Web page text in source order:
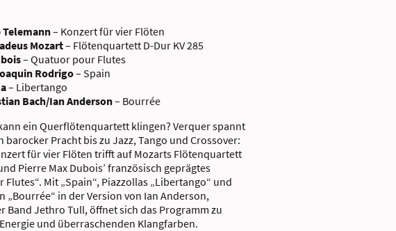
– Konzert für vier Flöten
Mozart– Flötenquartett D-Dur KV 285
– Quatuor pour Flutes
Rodrigo– Spain
– Libertango
Bach/Ian Anderson– Bourrée
ein Querflötenquartett klingen? Verquer spannt
barocker Pracht bis zu Jazz, Tango und Crossover:
für vier Flöten trifft auf Mozarts Flötenquartett
Pierre Max Dubois’ französisch geprägtes
Flutes“. Mit „Spain“, Piazzollas „Libertango“ und
„Bourrée“ in der Version von Ian Anderson,
Band Jethro Tull, öffnet sich das Programm zu
und überraschenden Klangfarben.